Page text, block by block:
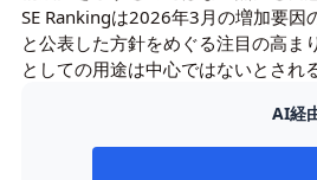
SE Rankingは2026年3月の増加要因
と公表した方針をめぐる注目の高
としての用途は中心ではないとされる
AI経